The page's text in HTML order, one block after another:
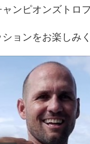
ンピオンズトロフ
ョンをお楽しみく